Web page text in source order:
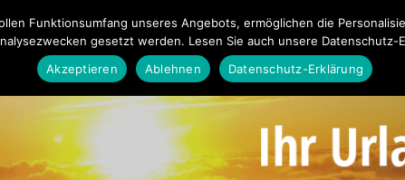
Funktionsumfang unseres Angebots, ermöglichen die
gesetzt werden. Lesen Sie auch unsere Datenschutz-
Akzeptieren
Ablehnen Datenschutz-Erklärung